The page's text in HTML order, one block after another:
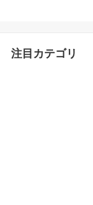
注目カテゴリ